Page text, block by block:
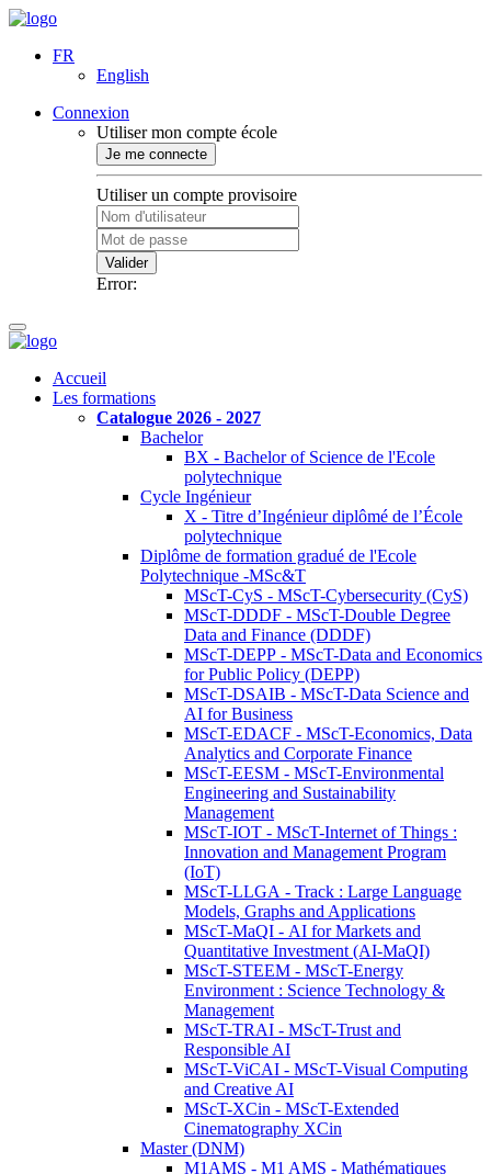
FR
English
Connexion
Utiliser mon compte école
Je me connecte
Utiliser un compte provisoire
Valider
Error:
Accueil
Les formations
Catalogue 2026 - 2027
Bachelor
BX - Bachelor of Science de l'Ecole
polytechnique
Cycle Ingénieur
X - Titre d’Ingénieur diplômé de l’École
polytechnique
Diplôme de formation gradué de l'Ecole
Polytechnique -MSc&T
MScT-CyS - MScT-Cybersecurity (CyS)
MScT-DDDF - MScT-Double Degree
Data and Finance (DDDF)
MScT-DEPP - MScT-Data and Economics
for Public Policy (DEPP)
MScT-DSAIB - MScT-Data Science and
AI for Business
MScT-EDACF - MScT-Economics, Data
Analytics and Corporate Finance
MScT-EESM - MScT-Environmental
Engineering and Sustainability
Management
MScT-IOT - MScT-Internet of Things :
Innovation and Management Program
(IoT)
MScT-LLGA - Track : Large Language
Models, Graphs and Applications
MScT-MaQI - AI for Markets and
Quantitative Investment (AI-MaQI)
MScT-STEEM - MScT-Energy
Environment : Science Technology &
Management
MScT-TRAI - MScT-Trust and
Responsible AI
MScT-ViCAI - MScT-Visual Computing
and Creative AI
MScT-XCin - MScT-Extended
Cinematography XCin
Master (DNM)
M1AMS - M1 AMS - Mathématiques